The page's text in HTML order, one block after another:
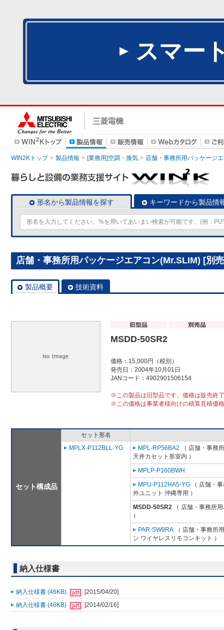
スマー
WIN2Kトップ 製品情報 [業務用]空調・換気 店舗・事務所用パッケージ
形名から製品情報を探す キーワードから製品情
店舗・事務所用パッケージエアコン(Mr.SLIM) [別
製品概要 技術資料
MSDD-50SR2
価格：15,000円（税別）
発売日：2004年10月01日
JANコード：4902901506154
※この製品は旧型品です。価格は販売終
※この価格は事業者様向けの積算見積価
セット構成品
セット形名
MPLX-P112BLL-YG
MPL-RP56BA2 （ 店舗・事務
天井カセット形室内 ）
MPLP-P160BWH
MPU-P112HA5-YG （ 店舗・
外ユニット 沖縄専用 ）
MSDD-50SR2 （ 店舗・事務所
）
PAR-SW9RA （ 店舗・事務所
ン ワイヤレスリモコンキット ）
納入仕様書
納入仕様書 (46KB)
[2015/04/20]
納入仕様書 (46KB)
[2014/02/16]